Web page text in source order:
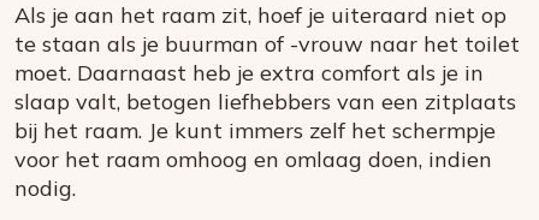
Als je aan het raam zit, hoef je uiteraard niet op
te staan als je buurman of -vrouw naar het toilet
moet. Daarnaast heb je extra comfort als je in
slaap valt, betogen liefhebbers van een zitplaats
bij het raam. Je kunt immers zelf het schermpje
voor het raam omhoog en omlaag doen, indien
nodig.